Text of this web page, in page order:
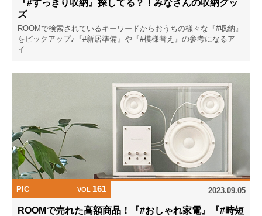
『#すっきり収納』探してる？！みなさんの収納グッ
ズ
ROOMで検索されているキーワードからおうちの様々な『#収納』
をピックアップ♪『#新居準備』や『#模様替え』の参考になるア
イ...
PIC VOL 161 2023.09.05
ROOMで売れた高額商品！『#おしゃれ家電』『#時短